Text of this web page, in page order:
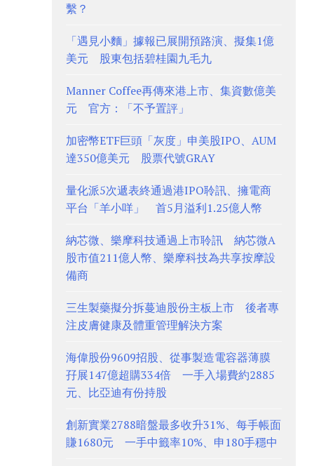
繫？
「遇見小麵」據報已展開預路演、擬集1億
美元 股東包括碧桂園九毛九
Manner Coffee再傳來港上市、集資數億美
元 官方：「不予置評」
加密幣ETF巨頭「灰度」申美股IPO、AUM
達350億美元 股票代號GRAY
量化派5次遞表終通過港IPO聆訊、擁電商
平台「羊小咩」 首5月溢利1.25億人幣
納芯微、樂摩科技通過上市聆訊 納芯微A
股市值211億人幣、樂摩科技為共享按摩設
備商
三生製藥擬分拆蔓迪股份主板上市 後者專
注皮膚健康及體重管理解決方案
海偉股份9609招股、從事製造電容器薄膜
孖展147億超購334倍 一手入場費約2885
元、比亞迪有份持股
創新實業2788暗盤最多收升31%、每手帳面
賺1680元 一手中籤率10%、申180手穩中